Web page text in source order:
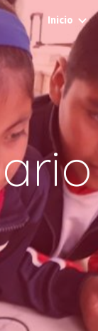
Skip to navigation
Inicio